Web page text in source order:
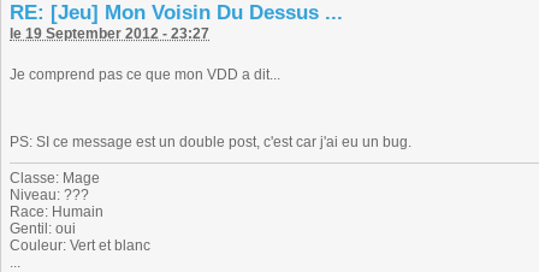
RE: [Jeu] Mon Voisin Du Dessus ...
le 19 September 2012 - 23:27
Je comprend pas ce que mon VDD a dit...
PS: SI ce message est un double post, c'est car j'ai eu un bug.
Classe: Mage
Niveau: ???
Race: Humain
Gentil: oui
Couleur: Vert et blanc
...